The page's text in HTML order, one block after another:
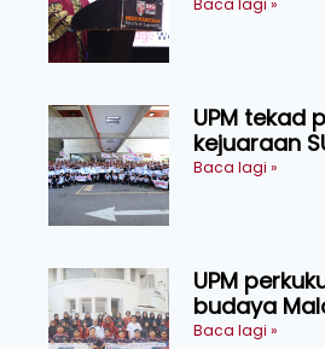
Baca lagi »
UPM tekad
kejuaraan
sasar 16
Baca lagi »
UPM
budaya
Indonesia
Baca lagi »